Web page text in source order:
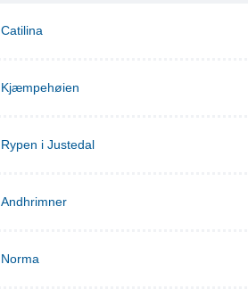
Catilina
Kjæmpehøien
Rypen i Justedal
Andhrimner
Norma